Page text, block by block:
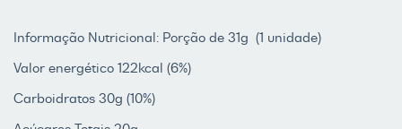
Informação Nutricional: Porção de 31g (1 unidade)
Valor energético 122kcal (6%)
Carboidratos 30g (10%)